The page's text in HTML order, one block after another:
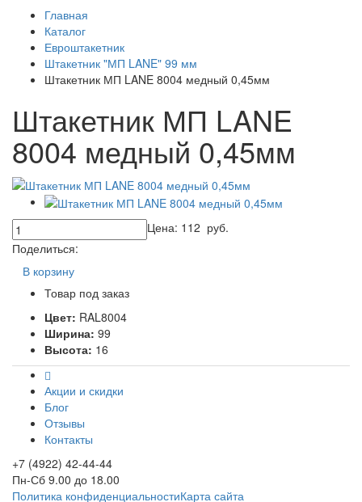
Главная
Каталог
Евроштакетник
Штакетник "МП LANE" 99 мм
Штакетник МП LANE 8004 медный 0,45мм
Штакетник МП LANE
8004 медный 0,45мм
Цена: 112 руб.
Поделиться:
В корзину
Товар под заказ
Цвет: RAL8004
Ширина: 99
Высота: 16
Акции и скидки
Блог
Отзывы
Контакты
+7 (4922) 42-44-44
Пн-Сб 9.00 до 18.00
Политика конфиденциальностиКарта сайта